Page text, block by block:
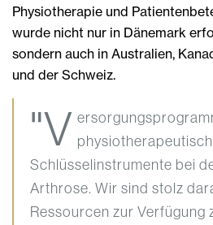
Physiotherapie und
wurde nicht nur in Dänemark
sondern auch in Australien,
und der Schweiz.
"V
Schlüsselinstrumente bei
Arthrose. Wir sind stolz
Ressourcen zur Verfügung